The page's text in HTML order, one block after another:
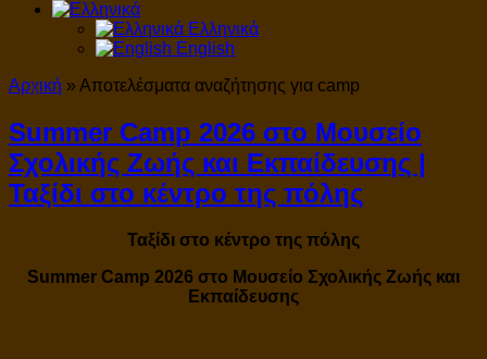
Ελληνικά
English
Αρχική » Αποτελέσματα αναζήτησης για camp
Summer Camp 2026 στο Μουσείο
Σχολικής Ζωής και Εκπαίδευσης |
Ταξίδι στο κέντρο της πόλης
Ταξίδι στο κέντρο της πόλης
Summer Camp 2026 στο Μουσείο Σχολικής Ζωής και
Εκπαίδευσης